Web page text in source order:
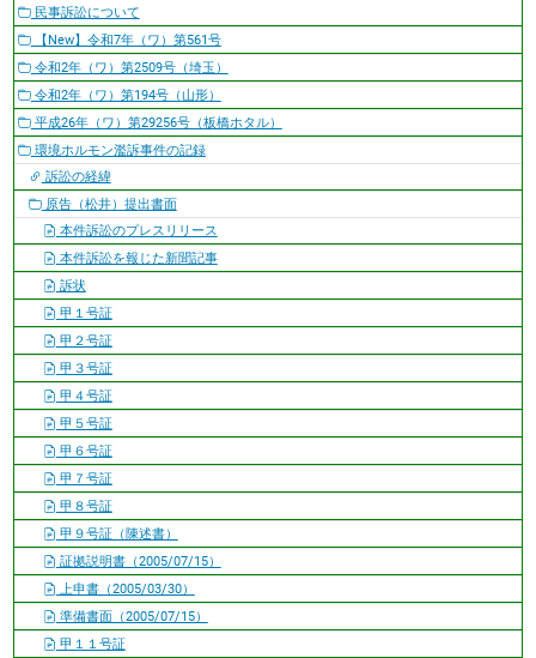
民事訴訟について
【New】令和7年（ワ）第561号
令和2年（ワ）第2509号（埼玉）
令和2年（ワ）第194号（山形）
平成26年（ワ）第29256号（板橋ホタル）
環境ホルモン濫訴事件の記録
訴訟の経緯
原告（松井）提出書面
本件訴訟のプレスリリース
本件訴訟を報じた新聞記事
訴状
甲１号証
甲２号証
甲３号証
甲４号証
甲５号証
甲６号証
甲７号証
甲８号証
甲９号証（陳述書）
証拠説明書（2005/07/15）
上申書（2005/03/30）
準備書面（2005/07/15）
甲１１号証